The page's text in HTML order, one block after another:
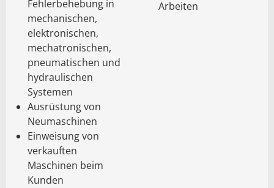
Fehlerbehebung in
mechanischen,
elektronischen,
mechatronischen,
pneumatischen und
hydraulischen
Systemen
Ausrüstung von
Neumaschinen
Einweisung von
verkauften
Maschinen beim
Kunden
Arbeiten